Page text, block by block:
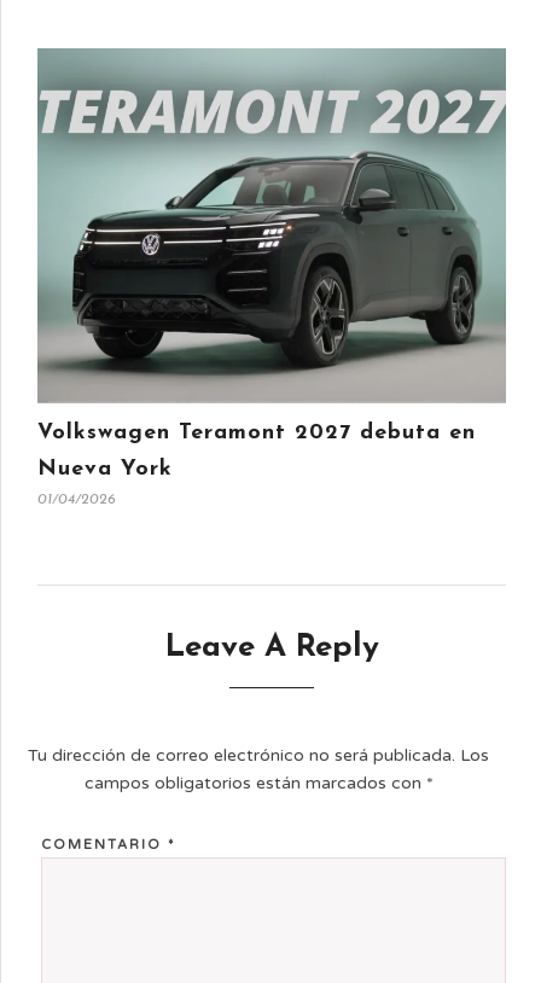
Volkswagen Teramont 2027 debuta en
Nueva York
01/04/2026
Leave A Reply
Tu dirección de correo electrónico no será publicada. Los
campos obligatorios están marcados con *
COMENTARIO *